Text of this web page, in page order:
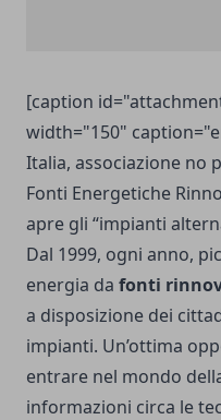
[caption
width="150"
Italia, associazione no
Fonti Energetiche
apre gli “impianti
Dal 1999, ogni anno,
energia da fonti
a disposizione dei
impianti. Un’ottima
entrare nel mondo
informazioni circa le